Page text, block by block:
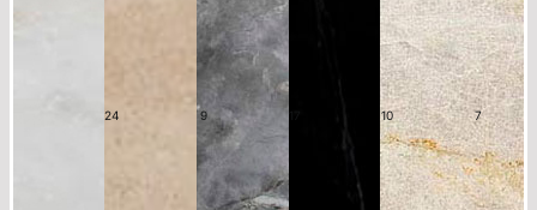
24 9 10 7